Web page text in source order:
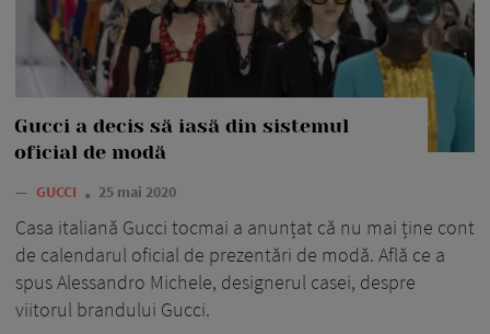
Gucci a decis să iasă din sistemul
oficial de modă
— GUCCI 25 mai 2020
Casa italiană Gucci tocmai a anunțat că nu mai ține cont
de calendarul oficial de prezentări de modă. Află ce a
spus Alessandro Michele, designerul casei, despre
viitorul brandului Gucci.